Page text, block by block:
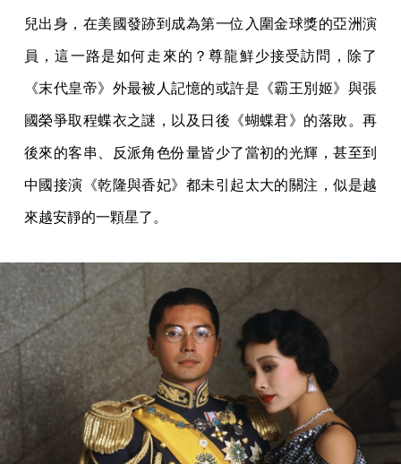
兒出身，在美國發跡到成為第一位入圍金球獎的亞洲演
員，這一路是如何走來的？尊龍鮮少接受訪問，除了
《末代皇帝》外最被人記憶的或許是《霸王別姬》與張
國榮爭取程蝶衣之謎，以及日後《蝴蝶君》的落敗。再
後來的客串、反派角色份量皆少了當初的光輝，甚至到
中國接演《乾隆與香妃》都未引起太大的關注，似是越
來越安靜的一顆星了。